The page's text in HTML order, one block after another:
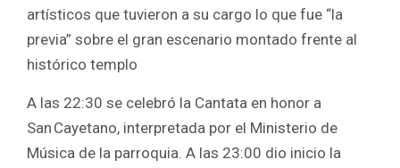
artísticos que tuvieron a su cargo lo que fue “la
previa” sobre el gran escenario montado frente al
histórico templo
A las 22:30 se celebró la Cantata en honor a
San Cayetano, interpretada por el Ministerio de
Música de la parroquia. A las 23:00 dio inicio la